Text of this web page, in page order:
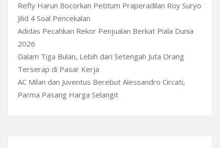
Refly Harun Bocorkan Petitum Praperadilan Roy Suryo
Jilid 4 Soal Pencekalan
Adidas Pecahkan Rekor Penjualan Berkat Piala Dunia
2026
Dalam Tiga Bulan, Lebih dari Setengah Juta Orang
Terserap di Pasar Kerja
AC Milan dan Juventus Berebut Alessandro Circati,
Parma Pasang Harga Selangit